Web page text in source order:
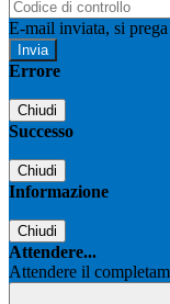
E-mail inviata, si
Errore
Chiudi
Successo
Chiudi
Informazione
Chiudi
Attendere...
Attendere il